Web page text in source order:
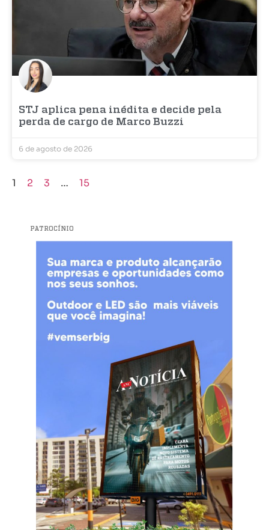
STJ aplica pena inédita e decide pela
perda de cargo de Marco Buzzi
6 de agosto de 2026
1 2 3 … 15
PATROCÍNIO